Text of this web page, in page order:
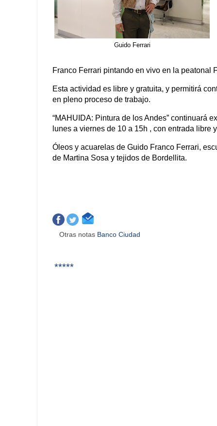
Guido Ferrari
Franco Ferrari pintando en vivo en la peatonal
Esta actividad es libre y gratuita, y permitirá
en pleno proceso de trabajo.
“MAHUIDA: Pintura de los Andes” continuará
lunes a viernes de 10 a 15h , con entrada libre
Óleos y acuarelas de Guido Franco Ferrari,
de Martina Sosa y tejidos de Bordellita.
Otras notas Banco Ciudad
*****